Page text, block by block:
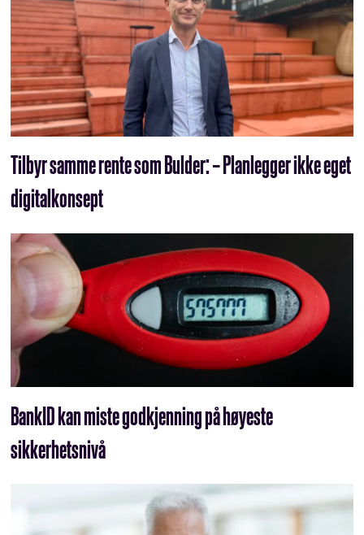
Tilbyr samme rente som Bulder: – Planlegger ikke eget
digitalkonsept
BankID kan miste godkjenning på høyeste
sikkerhetsnivå